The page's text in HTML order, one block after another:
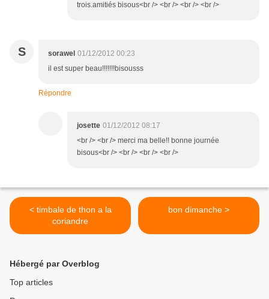
trois.amitiés bisous<br /> <br /> <br /> <br />
S sorawel 01/12/2012 00:23
il est super beau!!!!!!!bisousss
Répondre
josette 01/12/2012 08:17
<br /> <br /> merci ma belle!! bonne journée
bisous<br /> <br /> <br /> <br />
< timbale de thon a la
coriandre
bon dimanche >
Hébergé par Overblog
Top articles